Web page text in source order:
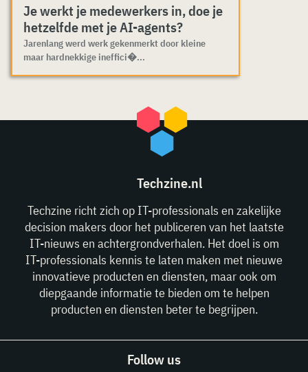
Je werkt je medewerkers in, doe je
hetzelfde met je AI-agents?
Jarenlang werd werk gekenmerkt door kleine
maar hardnekkige ineffici�...
Techzine.nl
Techzine richt zich op IT-professionals en zakelijke
decision makers door het publiceren van het laatste
IT-nieuws en achtergrondverhalen. Het doel is om
IT-professionals kennis te laten maken met nieuwe
innovatieve producten en diensten, maar ook om
diepgaande informatie te bieden om te helpen
producten en diensten beter te begrijpen.
Follow us